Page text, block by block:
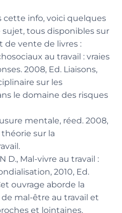
cette info, voici quelques
sujet, tous disponibles sur
de vente de livres :
au travail : vraies
2008, Ed. Liaisons,
sur les
le domaine des risques
usure mentale, réed. 2008,
théorie sur la
D., Mal-vivre au travail :
2010, Ed.
ouvrage aborde la
mal-être au travail et
et lointaines.